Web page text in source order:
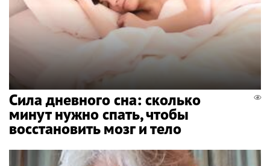
Сила дневного сна: сколько
минут нужно спать, чтобы
восстановить мозг и тело